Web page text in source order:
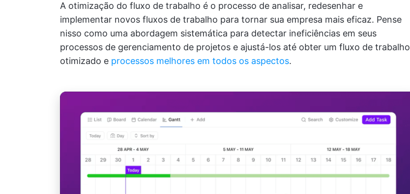
A otimização do fluxo de trabalho é o processo de analisar, redesenhar e
implementar novos fluxos de trabalho para tornar sua empresa mais eficaz. Pense
nisso como uma abordagem sistemática para detectar ineficiências em seus
processos de gerenciamento de projetos e ajustá-los até obter um fluxo de trabalho
otimizado e processos melhores em todos os aspectos.